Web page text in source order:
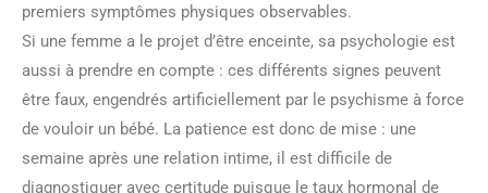
premiers symptômes physiques observables.
Si une femme a le projet d’être enceinte, sa psychologie est
aussi à prendre en compte : ces différents signes peuvent
être faux, engendrés artificiellement par le psychisme à force
de vouloir un bébé. La patience est donc de mise : une
semaine après une relation intime, il est difficile de
diagnostiquer avec certitude puisque le taux hormonal de